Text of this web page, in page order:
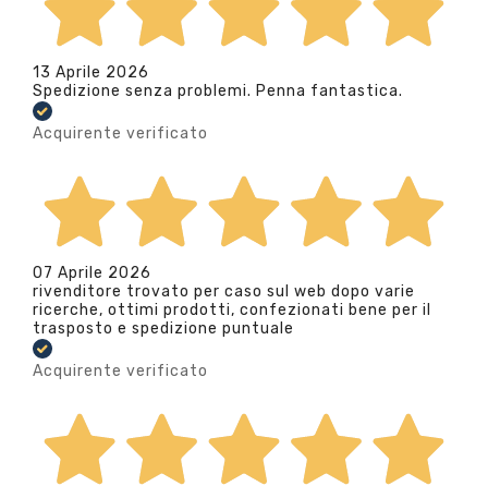
13 Aprile 2026
Spedizione senza problemi. Penna fantastica.
Acquirente verificato
07 Aprile 2026
rivenditore trovato per caso sul web dopo varie
ricerche, ottimi prodotti, confezionati bene per il
trasposto e spedizione puntuale
Acquirente verificato